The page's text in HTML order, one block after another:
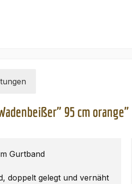
95 cm orange"
Gurtband
doppelt gelegt und vernäht